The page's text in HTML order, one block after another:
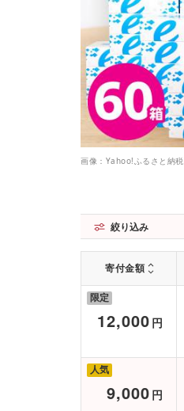
画像：Yahoo!ふるさと納税
絞り込み
寄付金額
12,000 円
限定
9,000 円
人気